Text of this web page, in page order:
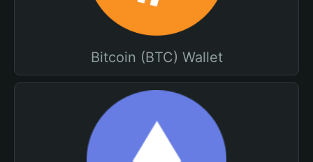
Bitcoin (BTC) Wallet